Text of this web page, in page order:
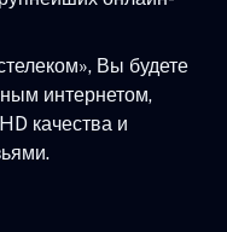
Вы будете
интернетом,
качества и